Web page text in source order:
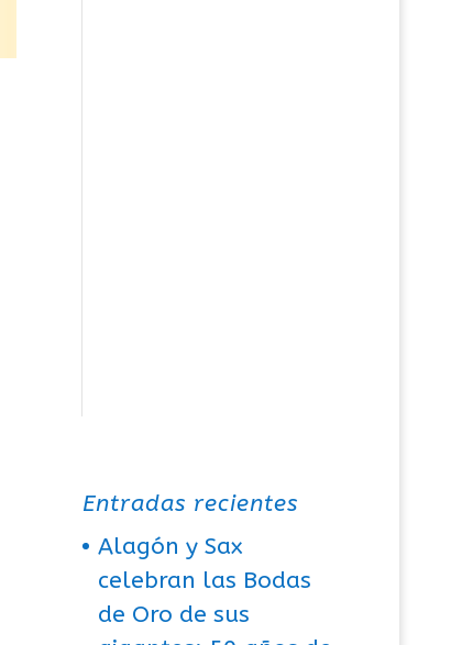
Entradas recientes
Alagón y Sax
celebran las Bodas
de Oro de sus